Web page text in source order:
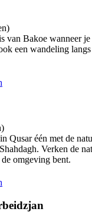
van Bakoe wanneer
een wandeling
Qusar één met de
Verken de
omgeving bent.